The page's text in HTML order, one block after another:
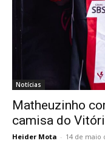
Notícias
Matheuzinho
camisa do
Heider Mota - 14 de maio